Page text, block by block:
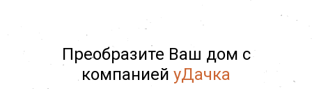
Преобразите Ваш дом с
компанией уДачка